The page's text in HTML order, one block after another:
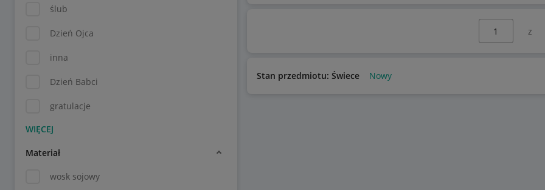
ślub
Dzień Ojca
inna
Dzień Babci
gratulacje
Materiał
wosk sojowy
z
Stan przedmiotu: Świece Nowy